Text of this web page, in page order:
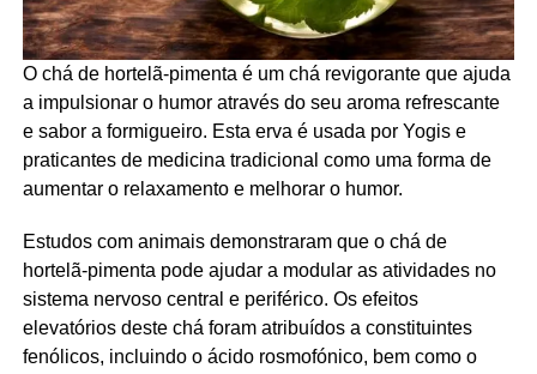
O chá de hortelã-pimenta é um chá revigorante que ajuda
a impulsionar o humor através do seu aroma refrescante
e sabor a formigueiro. Esta erva é usada por Yogis e
praticantes de medicina tradicional como uma forma de
aumentar o relaxamento e melhorar o humor.
Estudos com animais demonstraram que o chá de
hortelã-pimenta pode ajudar a modular as atividades no
sistema nervoso central e periférico. Os efeitos
elevatórios deste chá foram atribuídos a constituintes
fenólicos, incluindo o ácido rosmofónico, bem como o